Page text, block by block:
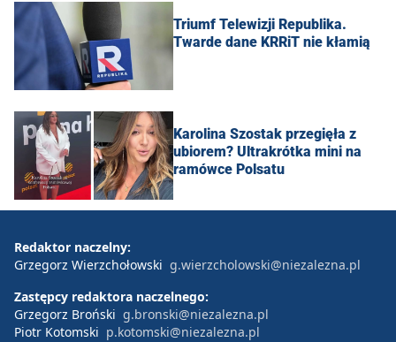
Triumf Telewizji Republika.
Twarde dane KRRiT nie kłamią
Karolina Szostak przegięła z
ubiorem? Ultrakrótka mini na
ramówce Polsatu
Redaktor naczelny:
Grzegorz Wierzchołowski g.wierzcholowski@niezalezna.pl
Zastępcy redaktora naczelnego:
Grzegorz Broński g.bronski@niezalezna.pl
Piotr Kotomski p.kotomski@niezalezna.pl